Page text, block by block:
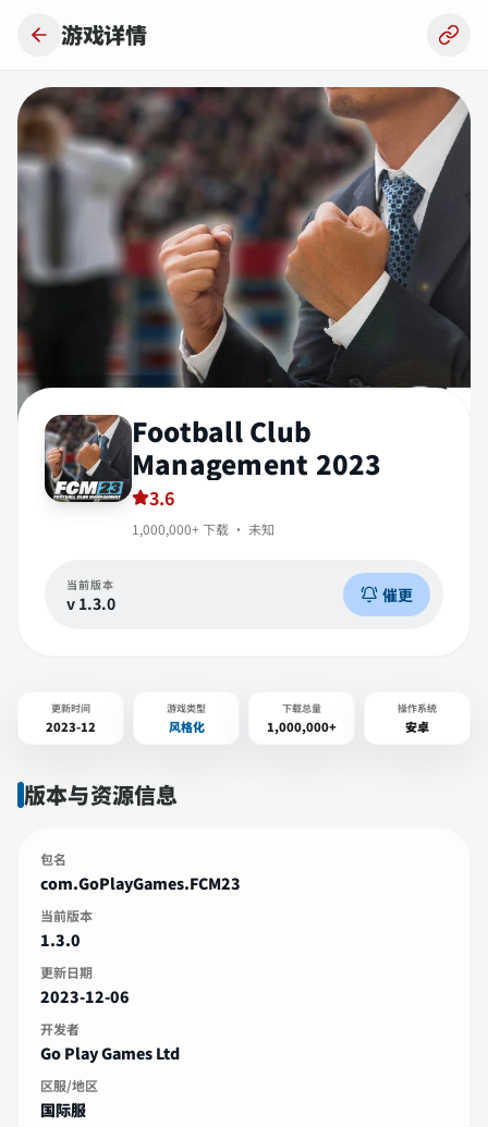
游戏详情
Football Club
Management 2023
3.6
1,000,000+ 下载 · 未知
当前版本
v 1.3.0 催更
更新时间
2023-12
游戏类型
风格化
下载总量
1,000,000+
操作系统
安卓
版本与资源信息
包名
com.GoPlayGames.FCM23
当前版本
1.3.0
更新日期
2023-12-06
开发者
Go Play Games Ltd
区服/地区
国际服